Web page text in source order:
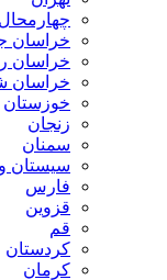
خراسان
خراسان
خراسان
خوزستان
زنجان
سمنان
سیستان
فارس
قزوین
قم
کردستان
کرمان